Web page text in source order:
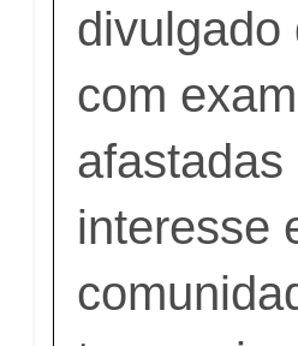
divulgado
com
interesse